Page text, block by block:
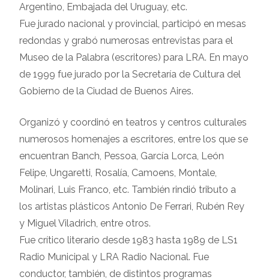
Argentino, Embajada del Uruguay, etc.
Fue jurado nacional y provincial, participó en mesas
redondas y grabó numerosas entrevistas para el
Museo de la Palabra (escritores) para LRA. En mayo
de 1999 fue jurado por la Secretaría de Cultura del
Gobierno de la Ciudad de Buenos Aires.
Organizó y coordinó en teatros y centros culturales
numerosos homenajes a escritores, entre los que se
encuentran Banch, Pessoa, García Lorca, León
Felipe, Ungaretti, Rosalía, Camoens, Montale,
Molinari, Luis Franco, etc. También rindió tributo a
los artistas plásticos Antonio De Ferrari, Rubén Rey
y Miguel Viladrich, entre otros.
Fue crítico literario desde 1983 hasta 1989 de LS1
Radio Municipal y LRA Radio Nacional. Fue
conductor, también, de distintos programas